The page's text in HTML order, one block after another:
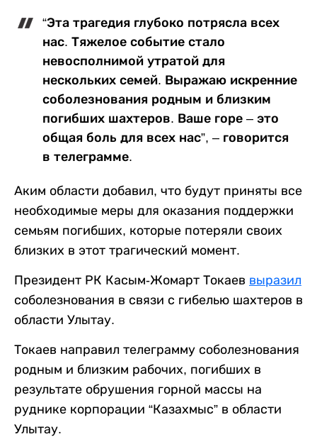
“Эта трагедия глубоко потрясла всех
нас. Тяжелое событие стало
невосполнимой утратой для
нескольких семей. Выражаю искренние
соболезнования родным и близким
погибших шахтеров. Ваше горе – это
общая боль для всех нас”, – говорится
в телеграмме.
Аким области добавил, что будут приняты все
необходимые меры для оказания поддержки
семьям погибших, которые потеряли своих
близких в этот трагический момент.
Президент РК Касым-Жомарт Токаев выразил
соболезнования в связи с гибелью шахтеров в
области Улытау.
Токаев направил телеграмму соболезнования
родным и близким рабочих, погибших в
результате обрушения горной массы на
руднике корпорации “Казахмыс” в области
Улытау.